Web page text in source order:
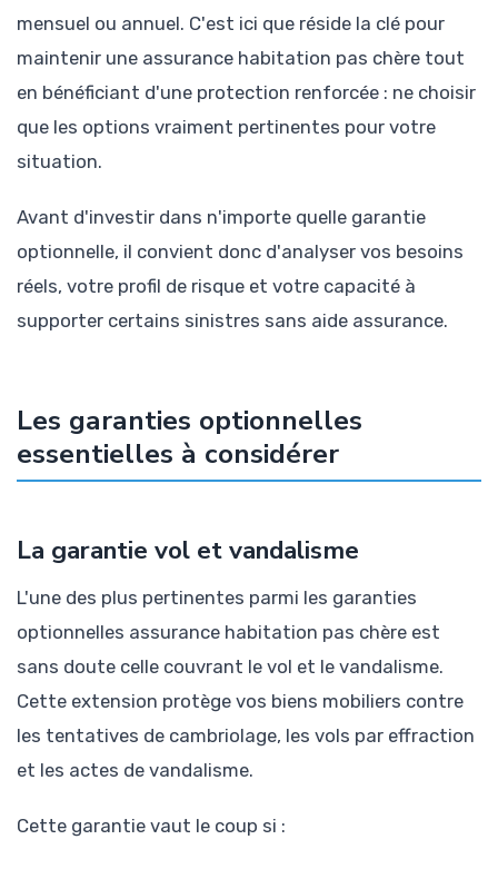
mensuel ou annuel. C'est ici que réside la clé pour
maintenir une assurance habitation pas chère tout
en bénéficiant d'une protection renforcée : ne choisir
que les options vraiment pertinentes pour votre
situation.
Avant d'investir dans n'importe quelle garantie
optionnelle, il convient donc d'analyser vos besoins
réels, votre profil de risque et votre capacité à
supporter certains sinistres sans aide assurance.
Les garanties optionnelles
essentielles à considérer
La garantie vol et vandalisme
L'une des plus pertinentes parmi les garanties
optionnelles assurance habitation pas chère est
sans doute celle couvrant le vol et le vandalisme.
Cette extension protège vos biens mobiliers contre
les tentatives de cambriolage, les vols par effraction
et les actes de vandalisme.
Cette garantie vaut le coup si :